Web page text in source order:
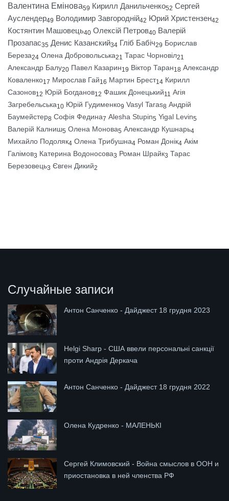
Валентина Емінова59 Кирилл Данильченко52 Сергей
Ауслендер49 Володимир Завгородній42 Юрий Христензен42
Костянтин Машовець40 Олексій Петров40 Валерій
Прозапас35 Денис Казанский34 Гліб Бабіч29 Борислав
Береза24 Олена Добровольська21 Тарас Чорновіл21
Александр Балу20 Павел Казарин19 Віктор Таран18 Александр
Коваленко17 Мирослав Гай16 Мартин Брест14 Кирилл
Сазонов12 Юрій Богданов12 Фашик Донецький11 Агія
Загребельська10 Юрій Гудименко9 Vasyl Taras8 Андрій
Баумейстер8 Софія Федина7 Alesha Stupin5 Yigal Levin5
Валерій Калниш5 Олена Монова5 Александр Кушнарь4
Михайло Подоляк4 Олена Трибушна4 Роман Донік4 Акім
Галімов3 Катерина Водоносова3 Роман Шрайк3 Тарас
Березовець3 Євген Дикий2
Случайные записи
Антон Санченко - Дайджест 18 грудня 2023
Helgi Sharp - США ввели персональні санкції
проти Андрія Деркача
Антон Санченко - Дайджест 18 грудня 2022
Олена Кудренко - МАЛЕНЬКІ
Сергей Климовский - Война смыслов в ООН и
приостановка в ней членства РФ